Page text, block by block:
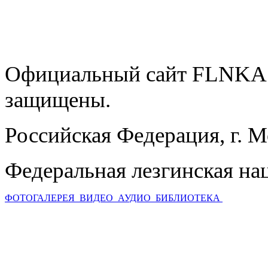
Официальный сайт
защищены.
Российская Федерация, г.
Федеральная лезгинская
ФОТОГАЛЕРЕЯ ВИДЕО АУДИО БИБЛИОТЕКА